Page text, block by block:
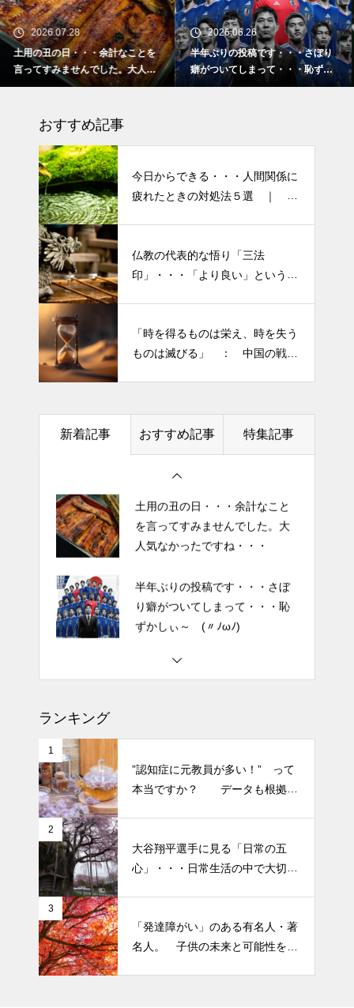
2026.06.26
半年ぶりの投稿です・・・さぼり
癖がついてしまって・・・恥ずか
しぃ～ (〃ﾉωﾉ)
2026.02.16
2026 今年初めての投稿・・
「食生活習慣の改善」が今年
ーマです。
おすすめ記事
今日からできる・・・人間関係に
疲れたときの対処法５選 ｜ 心
仏教の代表的な悟り「三法
印」・・・「より良い」という気
「時を得るものは栄え、時を失う
ものは滅びる」 ： 中国の戦国
新着記事 おすすめ記事 特集記事
半年ぶりの投稿です・・・さぼ
2026 今年初めての投稿・・・
「食生活習慣の改善」が今年の
土用の丑の日・・・余計なこと
人気なかったですね・・・
半年ぶりの投稿です・・・さぼ
り癖がついてしまって・・・恥
2026 今年初めての投稿・・・
「食生活習慣の改善」が今年の
土用の丑の日・・・余計なこと
半年ぶりの投稿です・・・さぼ
り癖がついてしまって・・・恥
2026 今年初めての投稿・・・
「食生活習慣の改善」が今年の
ランキング
1
”認知症に元教員が多い！” って
本当ですか？ データも根拠も
2
大谷翔平選手に見る「日常の五
心」・・・日常生活の中で大切
3
「発達障がい」のある有名人・著
名人。 子供の未来と可能性を秘